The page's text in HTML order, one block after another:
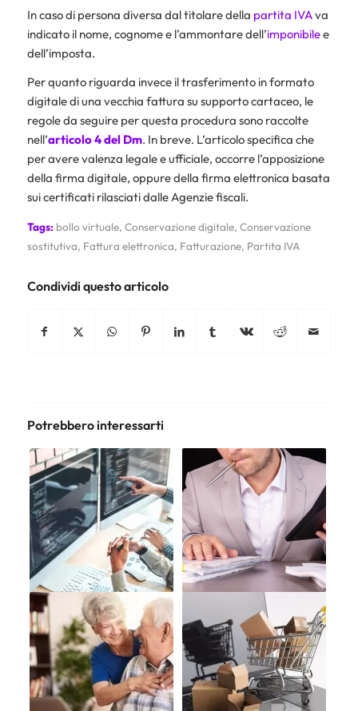
In caso di persona diversa dal titolare della partita IVAva
indicato il nome, cognome e l’ammontare dell’imponibilee
dell’imposta.
Per quanto riguarda invece il trasferimento in formato
digitale di una vecchia fattura su supporto cartaceo, le
regole da seguire per questa procedura sono raccolte
nell’articolo 4 del Dm. In breve. L’articolo specifica che
per avere valenza legale e ufficiale, occorre l’apposizione
della firma digitale, oppure della firma elettronica basata
sui certificati rilasciati dalle Agenzie fiscali.
Tags: bollo virtuale, Conservazione digitale, Conservazione
sostitutiva, Fattura elettronica, Fatturazione, Partita IVA
Condividi questo articolo
Potrebbero interessarti